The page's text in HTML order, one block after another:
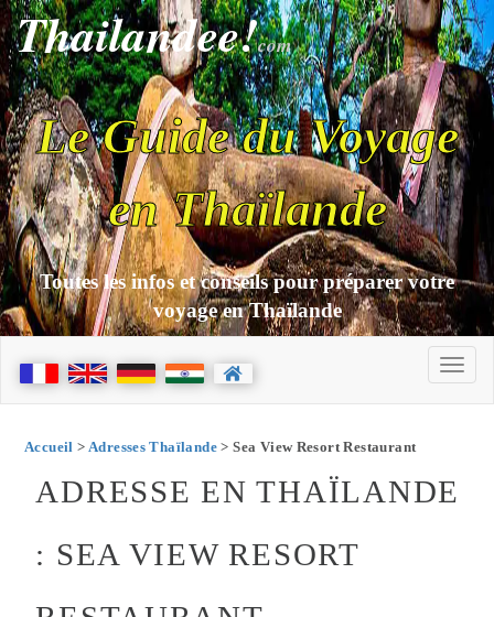
Thailandee!com
Le Guide du Voyage
en Thaïlande
Toutes les infos et conseils pour préparer votre
voyage en Thaïlande
Accueil > Adresses Thaïlande > Sea View Resort Restaurant
ADRESSE EN THAÏLANDE
: SEA VIEW RESORT